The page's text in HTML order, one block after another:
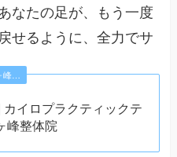
なたの足が、もう一度
せるように、全力でサ
峰…
カイロプラクティックテ
峰整体院